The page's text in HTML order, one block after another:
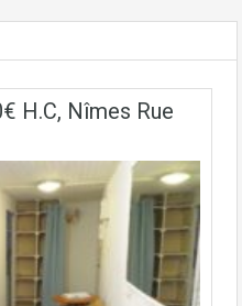
H.C, Nîmes Rue